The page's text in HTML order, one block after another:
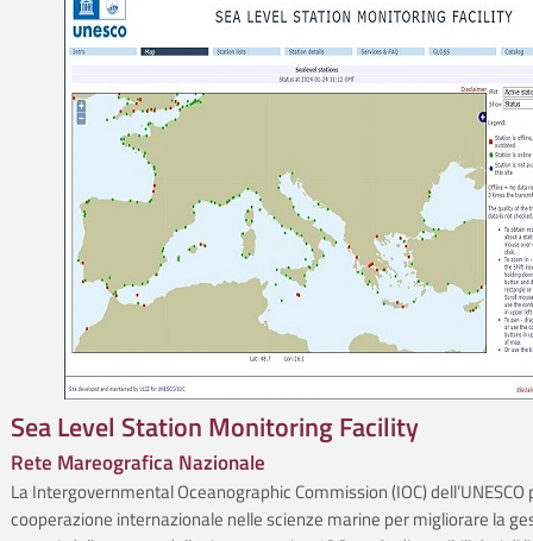
Sea Level Station Monitoring Facility
Rete Mareografica Nazionale
La Intergovernmental Oceanographic Commission (IOC)
cooperazione internazionale nelle scienze marine per migliorare la